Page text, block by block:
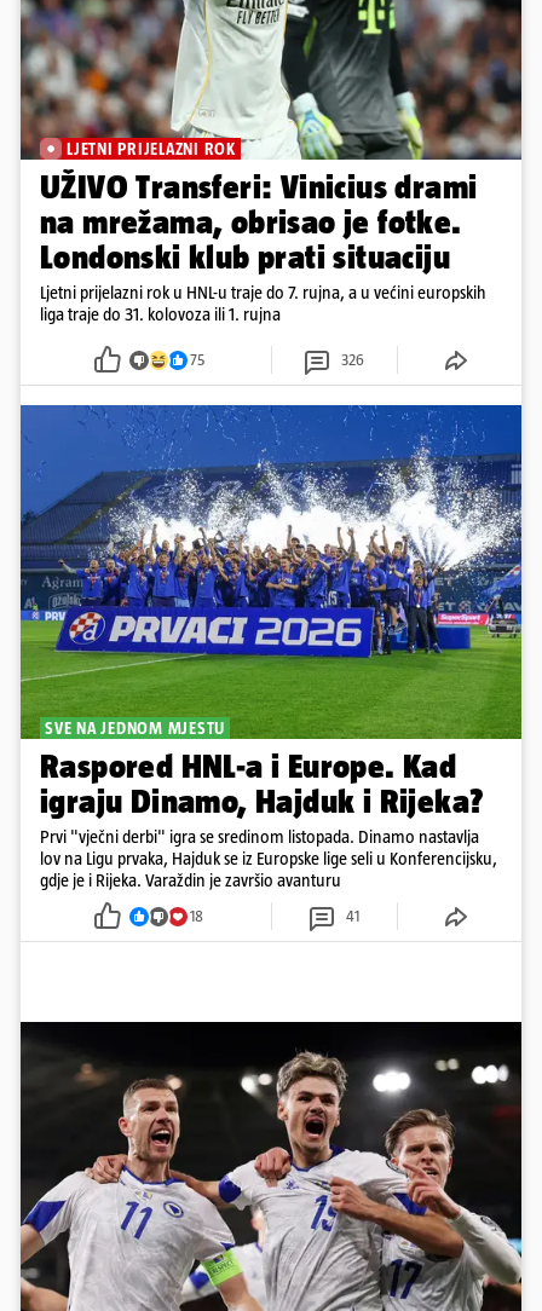
LJETNI PRIJELAZNI ROK
UŽIVO Transferi: Vinicius drami
na mrežama, obrisao je fotke.
Londonski klub prati situaciju
Ljetni prijelazni rok u HNL-u traje do 7. rujna, a u većini europskih
liga traje do 31. kolovoza ili 1. rujna
75 326
SVE NA JEDNOM MJESTU
Raspored HNL-a i Europe. Kad
igraju Dinamo, Hajduk i Rijeka?
Prvi "vječni derbi" igra se sredinom listopada. Dinamo nastavlja
lov na Ligu prvaka, Hajduk se iz Europske lige seli u Konferencijsku,
gdje je i Rijeka. Varaždin je završio avanturu
18 41